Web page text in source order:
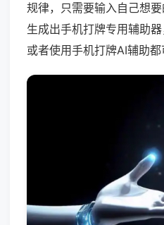
规律，只需要输入自己想
生成出手机打牌专用辅助
或者使用手机打牌AI辅助都